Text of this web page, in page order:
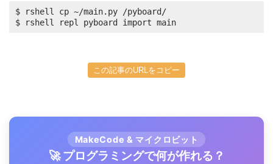
$ rshell cp ~/main.py /pyboard/
$ rshell repl pyboard import main
この記事のURLをコピー
MakeCode & マイクロビット
🚀 プログラミングで何が作れる？